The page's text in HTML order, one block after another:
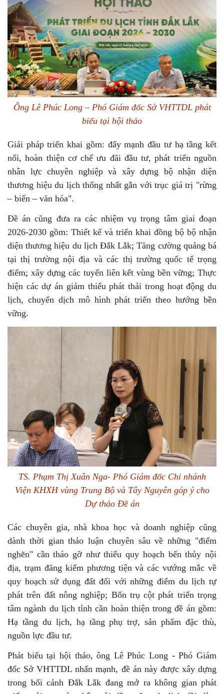
Ông Lê Phúc Long – Phó Giám đốc Sở VHTTDL phát
biểu tại hội thảo
Giải pháp triển khai gồm: đẩy mạnh đầu tư hạ tầng kết
nối, hoàn thiện cơ chế ưu đãi đầu tư, phát triển nguồn
nhân lực chuyên nghiệp và xây dựng bộ nhận diện
thương hiệu du lịch thống nhất gắn với trục giá trị "rừng
– biển – văn hóa".
Đề án cũng đưa ra các nhiệm vụ trọng tâm giai đoạn
2026-2030 gồm: Thiết kế và triển khai đồng bộ bộ nhận
diện thương hiệu du lịch Đắk Lắk; Tăng cường quảng bá
tại thị trường nội địa và các thị trường quốc tế trọng
điểm; xây dựng các tuyến liên kết vùng bền vững; Thực
hiện các dự án giảm thiểu phát thải trong hoạt động du
lịch, chuyển dịch mô hình phát triển theo hướng bền
vững.
TS. Phạm Thị Xuân Nga- Phó Giám đốc Chi nhánh
Viện KHXH vùng Trung Bộ và Tây Nguyên góp ý cho
Dự thảo Đề án
Các chuyên gia, nhà khoa học và doanh nghiệp cũng
dành thời gian thảo luận chuyên sâu về những "điểm
nghẽn" cần tháo gỡ như thiếu quy hoạch bến thủy nội
địa, trạm đăng kiểm phương tiện và các vướng mắc về
quy hoạch sử dụng đất đối với những điểm du lịch tự
phát trên đất nông nghiệp; Bốn trụ cột phát triển trọng
tâm ngành du lịch tỉnh cần hoàn thiện trong đề án gồm:
Hạ tầng du lịch, hạ tầng phụ trợ, sản phẩm đặc thù,
nguồn lực đầu tư.
Phát biểu tại hội thảo, ông Lê Phúc Long - Phó Giám
đốc Sở VHTTDL nhấn mạnh, đề án này được xây dựng
trong bối cảnh Đắk Lắk đang mở ra không gian phát